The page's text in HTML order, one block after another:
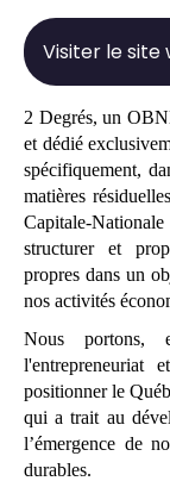
Visiter le site
2 Degrés, un
et dédié
spécifiquement,
matières
Capitale-
structurer et
propres dans un
nos activités
Nous portons,
l'entrepreneuriat
positionner le
qui a trait au
l’émergence de
durables.